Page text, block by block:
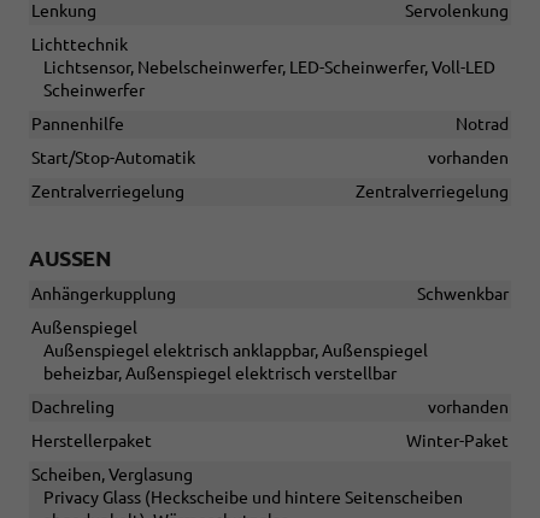
Lenkung
Servolenkung
Lichttechnik
Lichtsensor, Nebelscheinwerfer, LED-Scheinwerfer, Voll-LED
Scheinwerfer
Pannenhilfe
Notrad
Start/Stop-Automatik
vorhanden
Zentralverriegelung
Zentralverriegelung
AUSSEN
Anhängerkupplung
Schwenkbar
Außenspiegel
Außenspiegel elektrisch anklappbar, Außenspiegel
beheizbar, Außenspiegel elektrisch verstellbar
Dachreling
vorhanden
Herstellerpaket
Winter-Paket
Scheiben, Verglasung
Privacy Glass (Heckscheibe und hintere Seitenscheiben